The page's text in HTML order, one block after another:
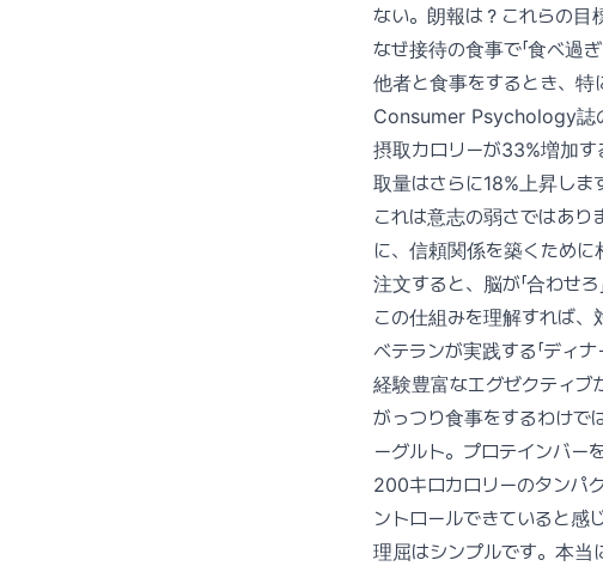
ない。朗報は？これらの目
なぜ接待の食事で「食べ過
他者と食事をするとき、
Consumer Psychology誌
摂取カロリーが33%増加す
取量はさらに18%上昇しま
これは意志の弱さではあ
に、信頼関係を築くために
注文すると、脳が「合わせ
この仕組みを理解すれば、
ベテランが実践する「ディナ
経験豊富なエグゼクティブ
がっつり食事をするわけで
ーグルト。プロテインバ
200キロカロリーのタンパ
ントロールできていると感
理屈はシンプルです。本当